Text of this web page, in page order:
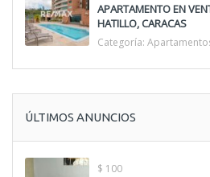
APARTAMENTO EN
HATILLO, CARACAS
Categoría:
ÚLTIMOS ANUNCIOS
$ 100